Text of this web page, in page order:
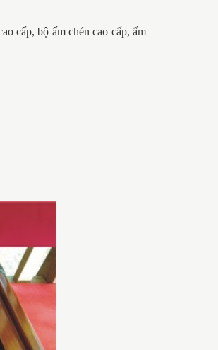
cấp, bộ ấm chén cao cấp, ấm